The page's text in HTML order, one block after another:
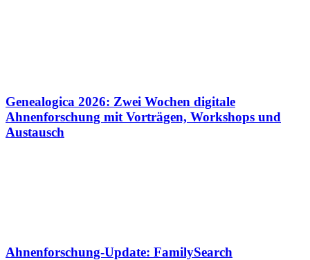
Genealogica 2026: Zwei Wochen digitale
Ahnenforschung mit Vorträgen, Workshops und
Austausch
Ahnenforschung-Update: FamilySearch